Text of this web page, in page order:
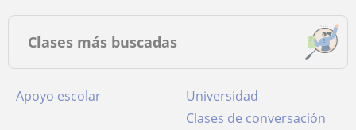
Clases más buscadas
Apoyo escolar
Universidad
Clases de conversación